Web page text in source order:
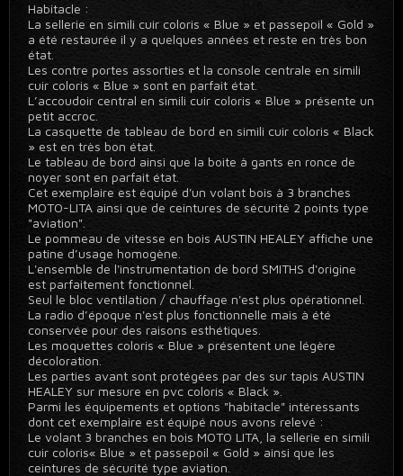
Habitacle :
La sellerie en simili cuir coloris « Blue » et passepoil « Gold »
a été restaurée il y a quelques années et reste en très bon
état.
Les contre portes assorties et la console centrale en simili
cuir coloris « Blue » sont en parfait état.
L’accoudoir central en simili cuir coloris « Blue » présente un
petit accroc.
La casquette de tableau de bord en simili cuir coloris « Black
» est en très bon état.
Le tableau de bord ainsi que la boite à gants en ronce de
noyer sont en parfait état.
Cet exemplaire est équipé d'un volant bois à 3 branches
MOTO-LITA ainsi que de ceintures de sécurité 2 points type
"aviation".
Le pommeau de vitesse en bois AUSTIN HEALEY affiche une
patine d’usage homogène.
L'ensemble de l'instrumentation de bord SMITHS d'origine
est parfaitement fonctionnel.
Seul le bloc ventilation / chauffage n'est plus opérationnel.
La radio d’époque n'est plus fonctionnelle mais à été
conservée pour des raisons esthétiques.
Les moquettes coloris « Blue » présentent une légère
décoloration.
Les parties avant sont protégées par des sur tapis AUSTIN
HEALEY sur mesure en pvc coloris « Black ».
Parmi les équipements et options "habitacle" intéressants
dont cet exemplaire est équipé nous avons relevé :
Le volant 3 branches en bois MOTO LITA, la sellerie en simili
cuir coloris« Blue » et passepoil « Gold » ainsi que les
ceintures de sécurité type aviation.